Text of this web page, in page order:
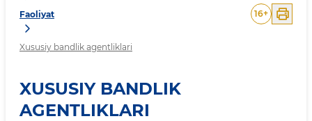
Faoliyat
Xususiy bandlik agentliklari
16+
XUSUSIY BANDLIK
AGENTLIKLARI